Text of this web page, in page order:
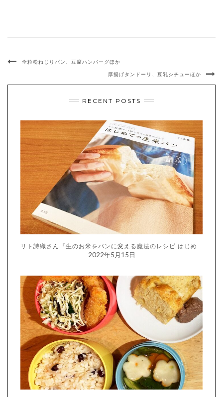
全粒粉ねじりパン、豆腐ハンバーグほか
厚揚げタンドーリ、豆乳シチューほか
RECENT POSTS
2022年5月15日